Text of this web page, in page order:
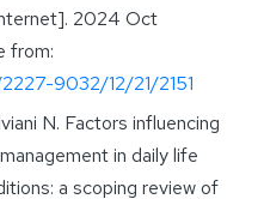
2024 Oct
from:
9032/12/21/2151
N. Factors influencing
in daily life
a scoping review of